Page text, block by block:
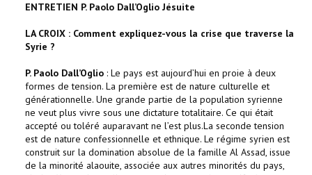
ENTRETIEN P. Paolo Dall’Oglio Jésuite
LA CROIX : Comment expliquez-vous la crise que traverse la
Syrie ?
P. Paolo Dall’Oglio : Le pays est aujourd’hui en proie à deux
formes de tension. La première est de nature culturelle et
générationnelle. Une grande partie de la population syrienne
ne veut plus vivre sous une dictature totalitaire. Ce qui était
accepté ou toléré auparavant ne l’est plus.La seconde tension
est de nature confessionnelle et ethnique. Le régime syrien est
construit sur la domination absolue de la famille Al Assad, issue
de la minorité alaouite, associée aux autres minorités du pays,